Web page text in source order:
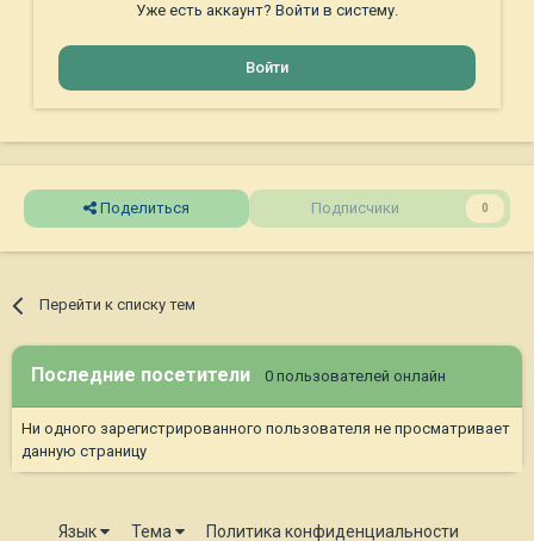
Уже есть аккаунт? Войти в систему.
Войти
Поделиться Подписчики 0
Перейти к списку тем
Последние посетители 0 пользователей онлайн
Ни одного зарегистрированного пользователя не просматривает
данную страницу
Язык Тема Политика конфиденциальности